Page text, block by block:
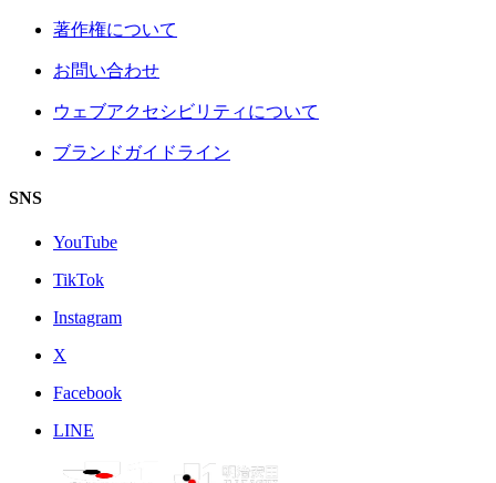
著作権について
お問い合わせ
ウェブアクセシビリティについて
ブランドガイドライン
SNS
YouTube
TikTok
Instagram
X
Facebook
LINE